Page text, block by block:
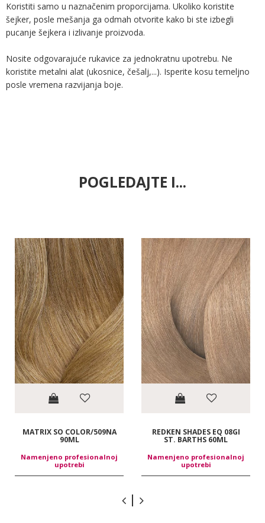
Koristiti samo u naznačenim proporcijama. Ukoliko koristite
šejker, posle mešanja ga odmah otvorite kako bi ste izbegli
pucanje šejkera i izlivanje proizvoda.
Nosite odgovarajuće rukavice za jednokratnu upotrebu. Ne
koristite metalni alat (ukosnice, češalj,...). Isperite kosu temeljno
posle vremena razvijanja boje.
POGLEDAJTE I...
MATRIX SO COLOR/509NA
90ML
Namenjeno profesionalnoj
upotrebi
REDKEN SHADES EQ 08GI
ST. BARTHS 60ML
Namenjeno profesionalnoj
upotrebi